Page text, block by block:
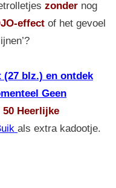
zondernog
effect of het gevoel
blz.) en ontdek
Geen
50 Heerlijke
als extra kadootje.